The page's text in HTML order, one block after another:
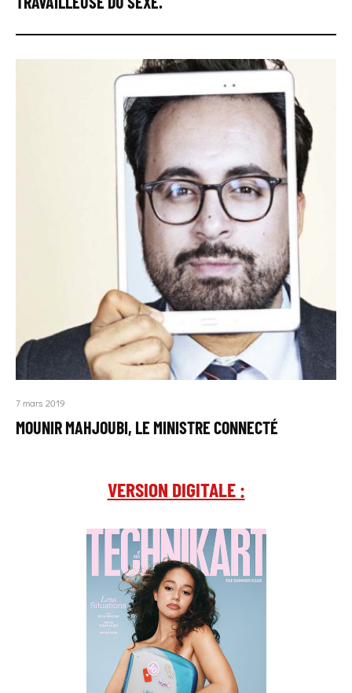
7 mars 2019
MOUNIR MAHJOUBI, LE MINISTRE CONNECTÉ
VERSION DIGITALE :